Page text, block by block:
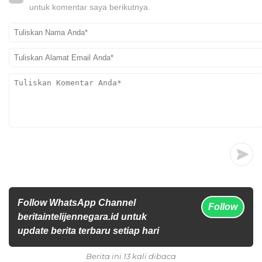
untuk komentar saya berikutnya.
Follow WhatsApp Channel
beritaintelijennegara.id untuk
update berita terbaru setiap hari
Follow
Berita ini 13 kali dibaca